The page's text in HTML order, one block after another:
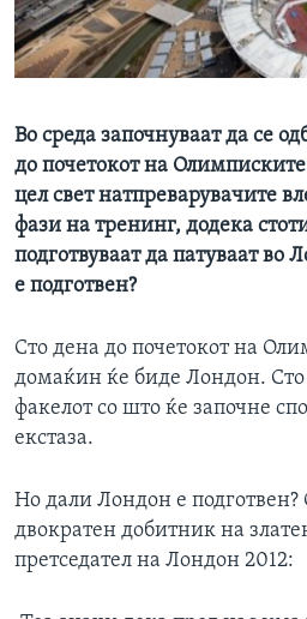
ИНТЕРВЈУА
Јазици
Во среда започнуваат да се
до почетокот на
цел свет натпреварувачите
фази на тренинг, додека
подготвуваат да патуваат во
е подготвен?
Сто дена до почетокот на
домаќин ќе биде Лондон.
факелот со што ќе започне
екстаза.
Но дали Лондон е подготвен?
двократен добитник на
претседател на Лондон 2012: